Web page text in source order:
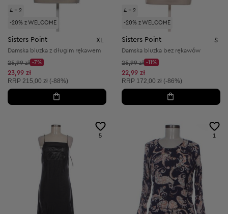
4 = 2
-20% z WELCOME
Sisters Point XL
Damska bluzka z długim rękawem
Cena początkowa:
25,99 zł
Discount Price:
-7%
Obniżona cena:
23,99 zł
Cena sugerowana:
RRP 215,00 zł (-88%)
4 = 2
-20% z WELCOME
Sisters Point S
Damska bluzka bez rękawów
Cena początkowa:
25,99 zł
Discount Price:
-11%
Obniżona cena:
22,99 zł
Cena sugerowana:
RRP 172,00 zł (-86%)
5 1